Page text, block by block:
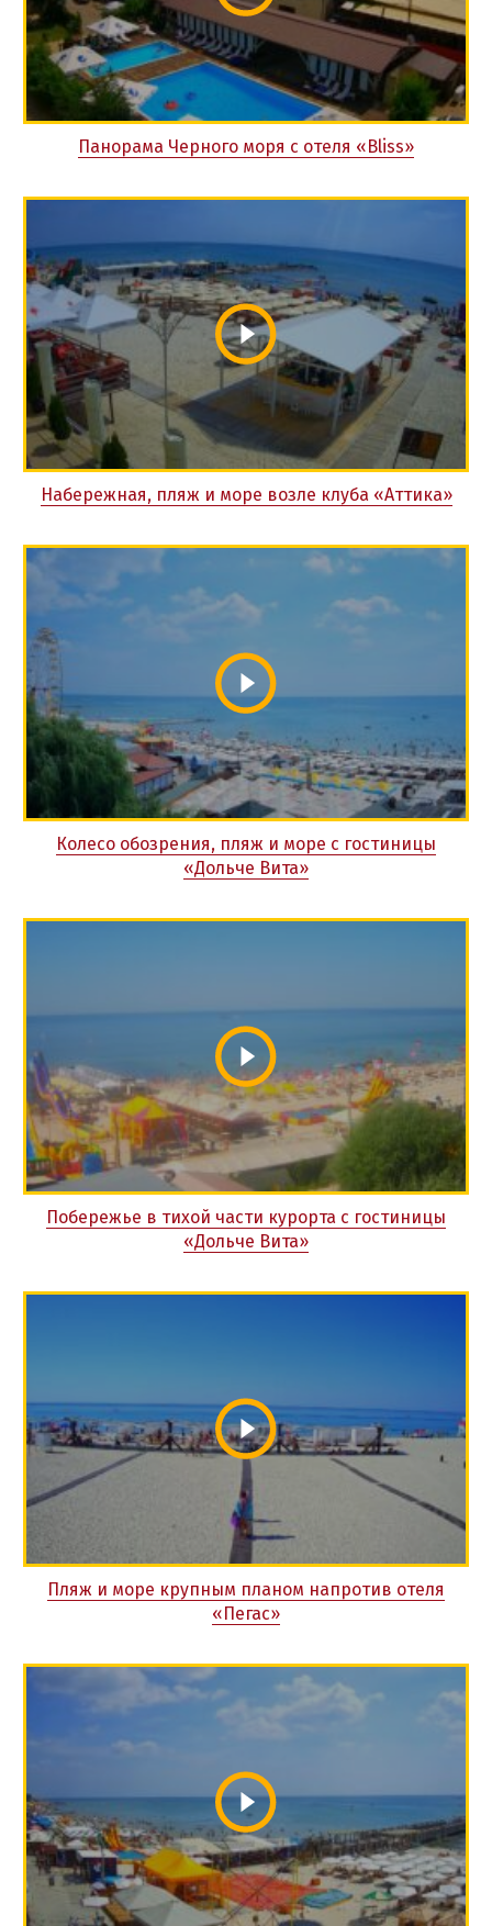
Панорама Черного моря с отеля «Bliss»
Набережная, пляж и море возле клуба «Аттика»
Колесо обозрения, пляж и море с гостиницы
«Дольче Вита»
Побережье в тихой части курорта с гостиницы
«Дольче Вита»
Пляж и море крупным планом напротив отеля
«Пегас»